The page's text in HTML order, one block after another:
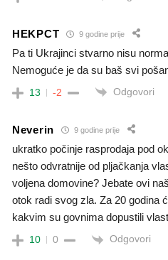
HEKPCT 9 godine prije
Pa ti Ukrajinci stvarno nisu
Nemoguće je da su baš svi
13 -2 Odgovori
Neverin 9 godine prije
ukratko počinje rasprodaja pod
nešto odvratnije od pljačkanja
voljena domovine? Jebate ovi
otok radi svog zla. Za 20 godina
kakvim su govnima dopustili
10 0 Odgovori